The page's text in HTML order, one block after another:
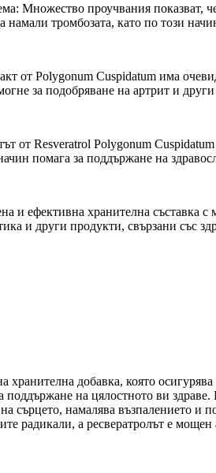
Множество проучвания показват,
тромбозата, като по този
от Polygonum Cuspidatum има
за подобряване на артрит и други
от Resveratrol Polygonum
помага за поддържане на
и ефективна хранителна съставка
и други продукти, свързани със
добавка, която
поддържане на цялостното ви
сърцето, намалява възпалението
радикали, а ресвератролът е